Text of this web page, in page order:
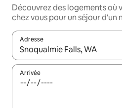
Découvrez des logements où
chez vous pour un séjour d'un
Adresse
Lorsque les résultats
Arrivée